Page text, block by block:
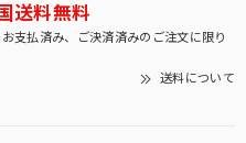
送料無料
払済み、ご決済済みのご注文に限り
送料について